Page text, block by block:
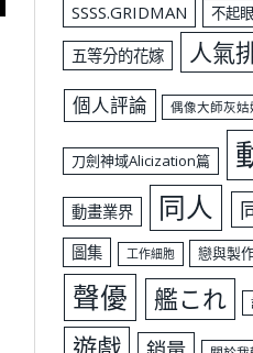
SSSS.GRIDMAN 不起
五等分的花嫁 人氣
個人評論 偶像大師灰姑
刀劍神域Alicization篇
動畫業界 同人
圖集 工作細胞 戀與製
聲優 艦これ